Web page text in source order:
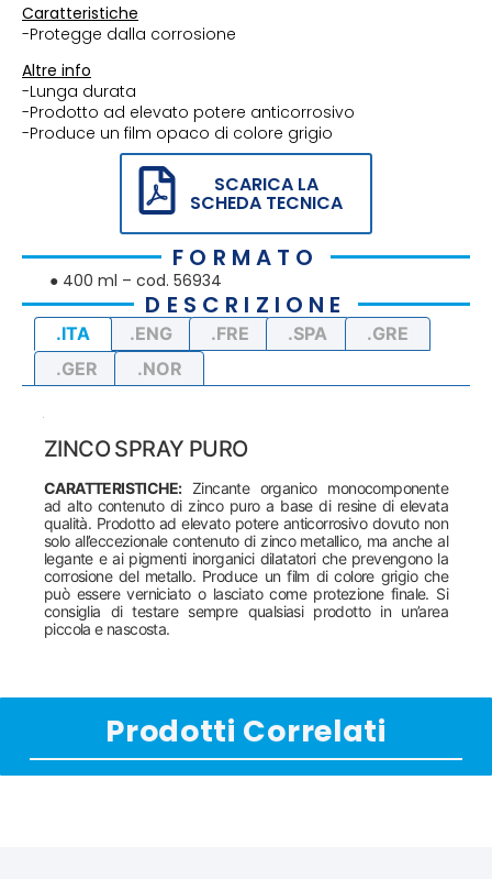
Caratteristiche
-Protegge dalla corrosione
Altre info
-Lunga durata
-Prodotto ad elevato potere anticorrosivo
-Produce un film opaco di colore grigio
SCARICA LA
SCHEDA TECNICA
FORMATO
● 400 ml – cod. 56934
DESCRIZIONE
.ITA .ENG .FRE .SPA
.GRE
.GER
.NOR
ZINCO SPRAY PURO
CARATTERISTICHE:Zincante organico monocomponente
ad alto contenuto di zinco puro a base di resine di elevata
qualità. Prodotto ad elevato potere anticorrosivo dovuto non
solo all’eccezionale contenuto di zinco metallico, ma anche al
legante e ai pigmenti inorganici dilatatori che prevengono la
corrosione del metallo. Produce un film di colore grigio che
può essere verniciato o lasciato come protezione finale. Si
consiglia di testare sempre qualsiasi prodotto in un’area
piccola e nascosta.
Prodotti Correlati